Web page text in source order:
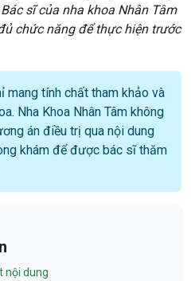
sĩ của nha khoa Nhân Tâm
chức năng để thực hiện trước
mang tính chất tham khảo và
Nha Khoa Nhân Tâm không
án điều trị qua nội dung
khám để được bác sĩ thăm
nội dung